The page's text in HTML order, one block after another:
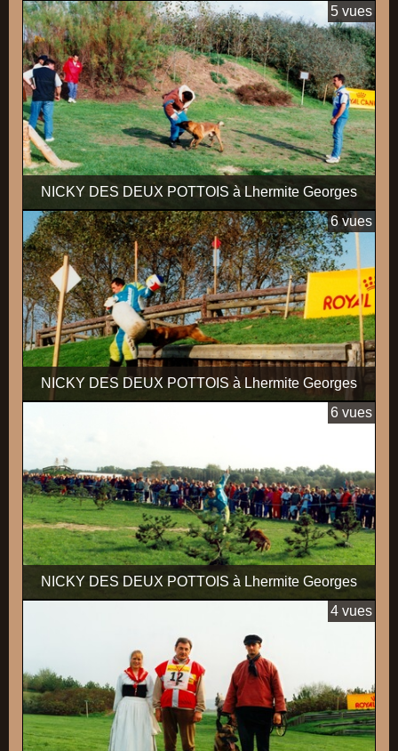
NICKY DES DEUX POTTOIS à Lhermite Georges
5 vues
NICKY DES DEUX POTTOIS à Lhermite Georges
6 vues
NICKY DES DEUX POTTOIS à Lhermite Georges
6 vues
4 vues